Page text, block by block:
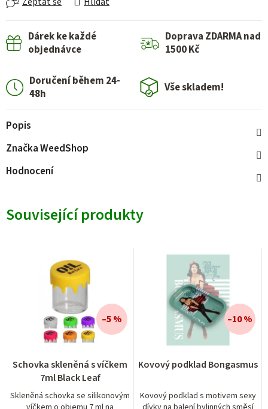
Dárek ke každé
objednávce
Doprava ZDARMA nad
1500 Kč
Doručení během 24-
48h
Vše skladem!
Popis
ZnačkaWeedShop
Hodnocení
Související produkty
Schovka skleněná s víčkem
7ml Black Leaf
Skleněná schovka se silikonovým
–5 %
Kovový podklad Bongasmus
Kovový podklad s motivem sexy
–10 %